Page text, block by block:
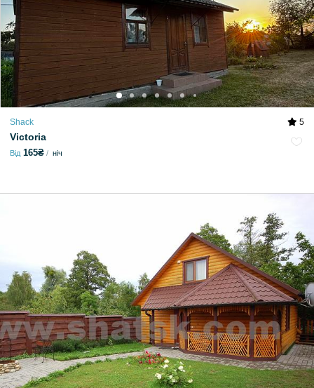
Shack 5
Victoria
Від 165₴ ніч